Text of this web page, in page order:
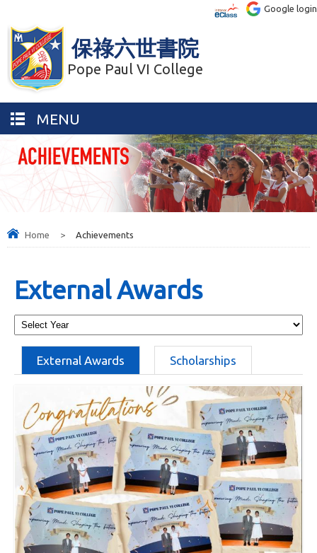
保祿六世書院
Pope Paul VI College
Google login
MENU
Home > Achievements
External Awards
External Awards Scholarships